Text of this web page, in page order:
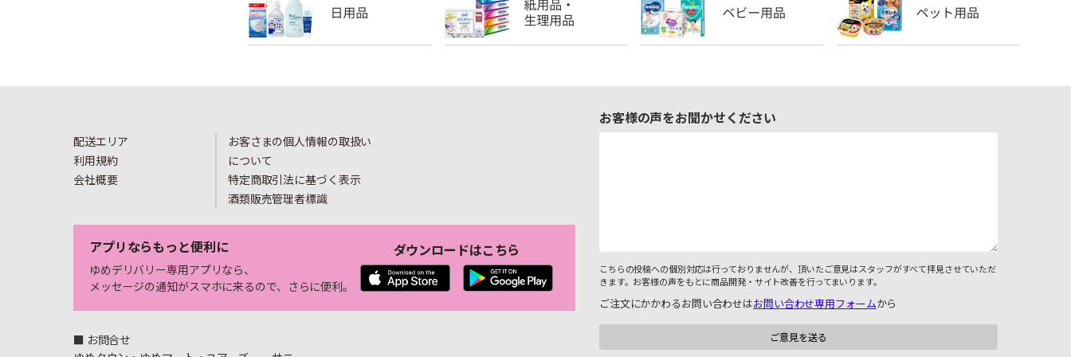
配送エリア
利用規約
会社概要
お客さまの個人情報の取扱い
について
特定商取引法に基づく表示
酒類販売管理者標識
アプリならもっと便利に
ゆめデリバリー専用アプリなら、
メッセージの通知がスマホに来るので、さらに便利。
ダウンロードはこちら
■ お問合せ
お客様の声をお聞かせください
こちらの投稿への個別対応は行っておりませんが、頂いたご意見はスタッフがすべて拝見させていただ
きます。お客様の声をもとに商品開発・サイト改善を行ってまいります。
ご注文にかかわるお問い合わせはお問い合わせ専用フォームから